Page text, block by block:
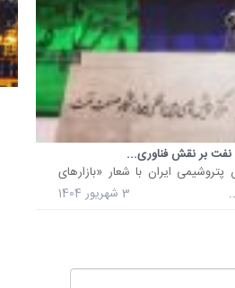
بر نقش فناوری...
ایران با شعار «بازارهای
3 شهریور 1404